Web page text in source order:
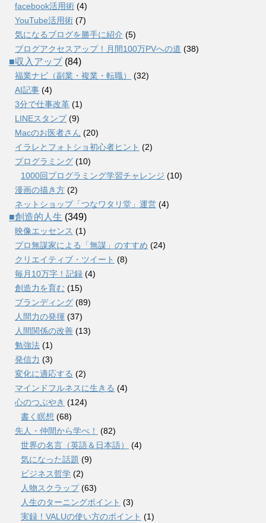
facebook活用術 (4)
YouTube活用術 (7)
気になるブログを勝手に紹介 (5)
ブログアクセスアップ！月間100万PVへの道 (38)
■収入アップ(84)
福業ナビ（副業・複業・転職）
(32)
AI記事 (4)
3分で仕事改革 (1)
LINEスタンプ(9)
Macのお医者さん (20)
イラレとフォトショ初心者ヒント (2)
プログラミング (10)
1000回プログラミング学習チャレンジ (10)
漫画の描き方 (2)
ネットショップ「つなワタリ堂」運営 (4)
■創造的人生 (349)
映像エッセンス (1)
プロ無謀家による「無謀」のすすめ (24)
クリエイティブ・ツイート (8)
毎月10万字！記録 (4)
創造力を育む (15)
ブランディング (89)
人間力の発揮 (37)
人間関係の改善 (13)
勉強法 (1)
発信力 (3)
変化に適応する (2)
マインドフルネスに生きる (4)
心のつぶやき (124)
書く瞑想 (68)
先人・仲間から学べ！
(82)
世界の名言（英語＆日本語）
(4)
気になった話題 (9)
ビジネス哲学 (2)
人物スクラップ(63)
人生のターニングポイント (3)
実録！VALUの使い方のポイント (1)